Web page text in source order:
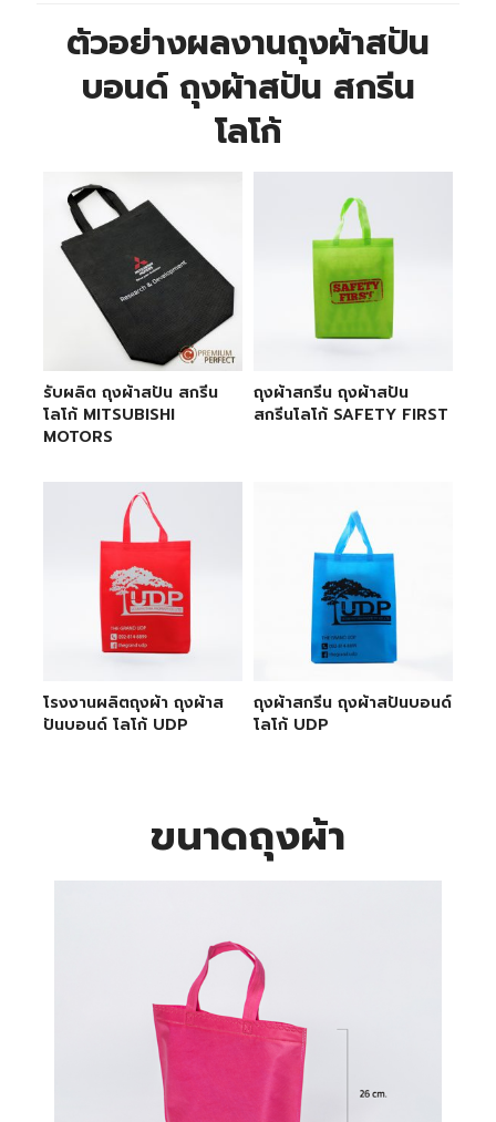
ตัวอย่างผลงานถุงผ้าสปัน
บอนด์ ถุงผ้าสปัน สกรีน
โลโก้
รับผลิต ถุงผ้าสปัน สกรีน
โลโก้ MITSUBISHI
MOTORS
ถุงผ้าสกรีน ถุงผ้าสปัน
สกรีนโลโก้ SAFETY FIRST
โรงงานผลิตถุงผ้า ถุงผ้าส
ปันบอนด์ โลโก้ UDP
ถุงผ้าสกรีน ถุงผ้าสปันบอนด์
โลโก้ UDP
ขนาดถุงผ้า